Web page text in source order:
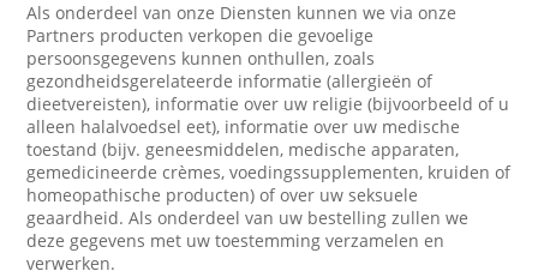
Als onderdeel van onze Diensten kunnen we via onze
Partners producten verkopen die gevoelige
persoonsgegevens kunnen onthullen, zoals
gezondheidsgerelateerde informatie (allergieën of
dieetvereisten), informatie over uw religie (bijvoorbeeld of u
alleen halalvoedsel eet), informatie over uw medische
toestand (bijv. geneesmiddelen, medische apparaten,
gemedicineerde crèmes, voedingssupplementen, kruiden of
homeopathische producten) of over uw seksuele
geaardheid. Als onderdeel van uw bestelling zullen we
deze gegevens met uw toestemming verzamelen en
verwerken.